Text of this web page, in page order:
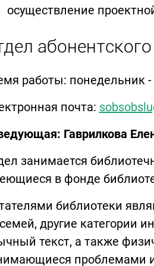
осуществление
работы: понедельник -
почта:
Гаврилкова
занимается
в фонде
библиотеки
другие категории
текст, а также
проблемами